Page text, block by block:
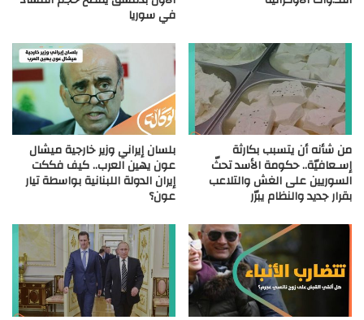
في سوريا
من شأنه أن يتسبب بكارثة
إسـعافيّة.. حكومة الأسد تحثّ
السوريين على الغش والتلاعب
بقرار جديد والنظام يبرّر
بلسان إيراني وزير خارجية ميشال
عون يهين العرب.. كيف فككت
إيران الدولة اللبنانية بواسطة تيار
عون؟